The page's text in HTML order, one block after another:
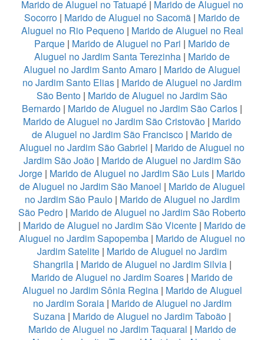
Marido de Aluguel no Tatuapé| Marido de Aluguel no
Socorro | Marido de Aluguel no Sacomã | Marido de
Aluguel no Rio Pequeno| Marido de Aluguel no Real
Parque | Marido de Aluguel no Pari | Marido de
Aluguel no Jardim Santa Terezinha | Marido de
Aluguel no Jardim Santo Amaro | Marido de Aluguel
no Jardim Santo Elias | Marido de Aluguel no Jardim
São Bento | Marido de Aluguel no Jardim São
Bernardo | Marido de Aluguel no Jardim São Carlos |
Marido de Aluguel no Jardim São Cristovão | Marido
de Aluguel no Jardim São Francisco | Marido de
Aluguel no Jardim São Gabriel | Marido de Aluguel no
Jardim São João| Marido de Aluguel no Jardim São
Jorge | Marido de Aluguel no Jardim São Luis | Marido
de Aluguel no Jardim São Manoel | Marido de Aluguel
no Jardim São Paulo| Marido de Aluguel no Jardim
São Pedro | Marido de Aluguel no Jardim São Roberto
| Marido de Aluguel no Jardim São Vicente | Marido de
Aluguel no Jardim Sapopemba | Marido de Aluguel no
Jardim Satelite | Marido de Aluguel no Jardim
Shangrila| Marido de Aluguel no Jardim Silvia|
Marido de Aluguel no Jardim Soares | Marido de
Aluguel no Jardim Sônia Regina| Marido de Aluguel
no Jardim Soraia| Marido de Aluguel no Jardim
Suzana | Marido de Aluguel no Jardim Taboão |
Marido de Aluguel no Jardim Taquaral | Marido de